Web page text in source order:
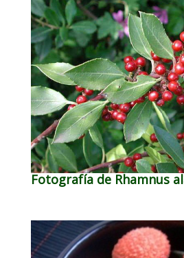
Fotografía de Rhamnus